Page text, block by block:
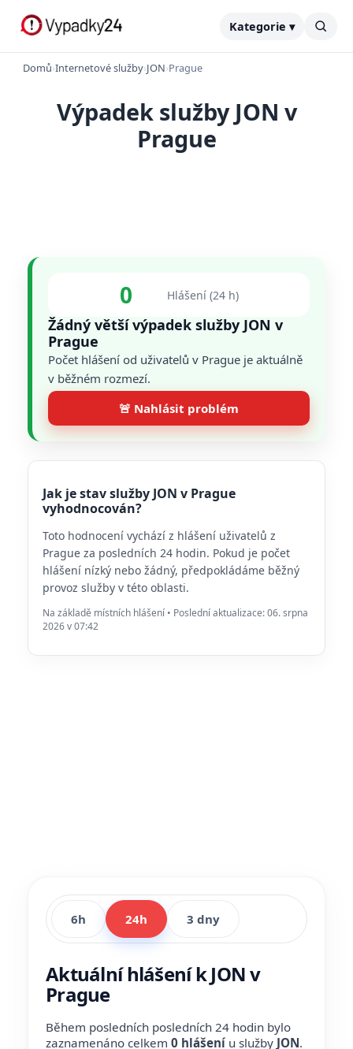
Kategorie ▾
Domů›Internetové služby›JON›Prague
Výpadek služby JON v
Prague
0 Hlášení (24 h)
Žádný větší výpadek služby JON v
Prague
Počet hlášení od uživatelů v Prague je aktuálně
v běžném rozmezí.
🚨 Nahlásit problém
Jak je stav služby JON v Prague
vyhodnocován?
Toto hodnocení vychází z hlášení uživatelů z
Prague za posledních 24 hodin. Pokud je počet
hlášení nízký nebo žádný, předpokládáme běžný
provoz služby v této oblasti.
Na základě místních hlášení • Poslední aktualizace: 06. srpna
2026 v 07:42
6h 24h 3 dny
Aktuální hlášení k JON v
Prague
Během posledních posledních 24 hodin bylo
zaznamenáno celkem 0 hlášení u služby JON.